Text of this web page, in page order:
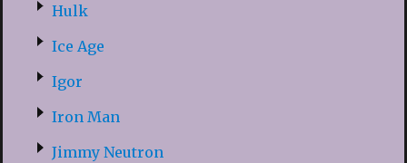
Hulk
Ice Age
Igor
Iron Man
Jimmy Neutron